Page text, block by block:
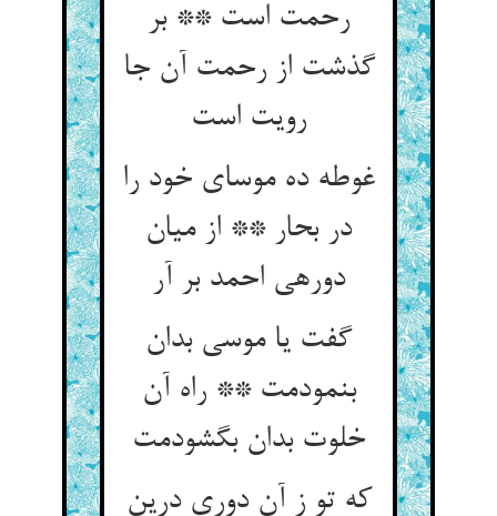
رحمت است ** بر
گذشت از رحمت آن جا
رویت است‏
غوطه ده موسای خود را
در بحار ** از میان
دوره‏ی احمد بر آر
گفت یا موسی بدان
بنمودمت ** راه آن
خلوت بدان بگشودمت‏
که تو ز آن دوری درین